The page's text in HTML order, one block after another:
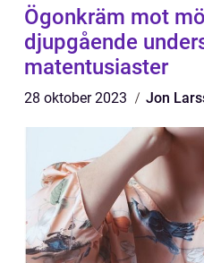
Ögonkräm mot
djupgående
matentusiaster
28 oktober 2023 Jon